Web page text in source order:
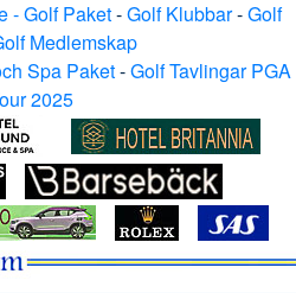
- Golf Paket-Golf Klubbar-Golf
Medlemskap
Spa Paket-Golf Tavlingar PGA
2025